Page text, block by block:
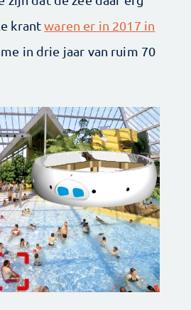
krantwaren er in 2017 in
in drie jaar van ruim 70